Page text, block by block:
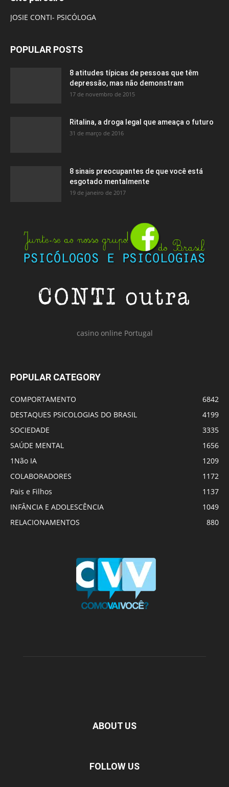
JOSIE CONTI- PSICÓLOGA
POPULAR POSTS
8 atitudes típicas de pessoas que têm
depressão, mas não demonstram
17 de novembro de 2015
Ritalina, a droga legal que ameaça o futuro
31 de março de 2016
8 sinais preocupantes de que você está
esgotado mentalmente
19 de janeiro de 2017
casino online Portugal
POPULAR CATEGORY
COMPORTAMENTO
6842
DESTAQUES PSICOLOGIAS DO BRASIL
4199
SOCIEDADE
3335
SAÚDE MENTAL
1656
1Não IA
1209
COLABORADORES
1172
Pais e Filhos
1137
INFÂNCIA E ADOLESCÊNCIA
1049
RELACIONAMENTOS
880
ABOUT US
FOLLOW US